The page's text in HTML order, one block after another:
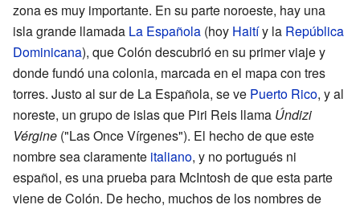
zona es muy importante. En su parte noroeste, hay una
isla grande llamada La Española (hoy Haitíy la República
Dominicana), que Colón descubrió en su primer viaje y
donde fundó una colonia, marcada en el mapa con tres
torres. Justo al sur de La Española, se ve Puerto Rico, y al
noreste, un grupo de islas que Piri Reis llama Úndizi
Vérgine ("Las Once Vírgenes"). El hecho de que este
nombre sea claramente italiano, y no portugués ni
español, es una prueba para McIntosh de que esta parte
viene de Colón. De hecho, muchos de los nombres de